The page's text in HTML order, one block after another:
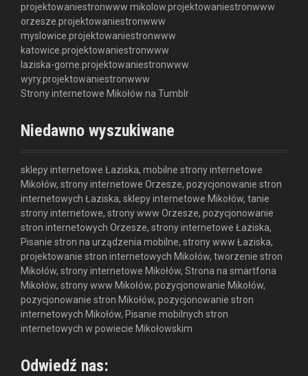
projektowaniestronwww mikolow.projektowaniestronwww
orzesze.projektowaniestronwww
myslowice.projektowaniestronwww
katowice.projektowaniestronwww
laziska-gorne.projektowaniestronwww
wyry.projektowaniestronwww
Strony internetowe Mikołów na Tumblr
Niedawno wyszukiwane
sklepy internetowe Łaziska, mobilne strony internetowe
Mikołów, strony internetowe Orzesze, pozycjonowanie stron
internetowych Łaziska, sklepy internetowe Mikołów, tanie
strony internetowe, strony www Orzesze, pozycjonowanie
stron internetowych Orzesze, strony internetowe Łaziska,
Pisanie stron na urządzenia mobilne, strony www Łaziska,
projektowanie stron internetowych Mikołów, tworzenie stron
Mikołów, strony internetowe Mikołów, Strona na smartfona
Mikołów, strony www Mikołów, pozycjonowanie Mikołów,
pozycjonowanie stron Mikołów, pozycjonowanie stron
internetowych Mikołów, Pisanie mobilnych stron
internetowych w powiecie Mikołowskim
Odwiedź nas: